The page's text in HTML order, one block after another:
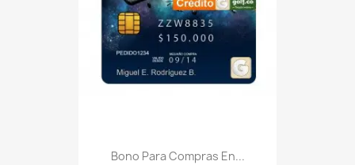
Bono Para Compras En...